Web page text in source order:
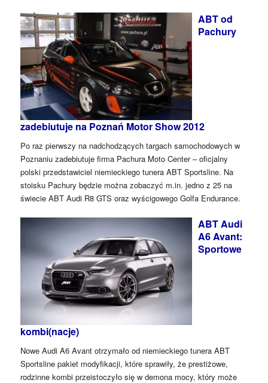
ABT od
Pachury
zadebiutuje na Poznań Motor Show 2012
Po raz pierwszy na nadchodzących targach samochodowych w
Poznaniu zadebiutuje firma Pachura Moto Center – oficjalny
polski przedstawiciel niemieckiego tunera ABT Sportsline. Na
stoisku Pachury będzie można zobaczyć m.in. jedno z 25 na
świecie ABT Audi R8 GTS oraz wyścigowego Golfa Endurance.
ABT Audi
A6 Avant:
Sportowe
kombi(nacje)
Nowe Audi A6 Avant otrzymało od niemieckiego tunera ABT
Sportsline pakiet modyfikacji, które sprawiły, że prestiżowe,
rodzinne kombi przeistoczyło się w demona mocy, który może